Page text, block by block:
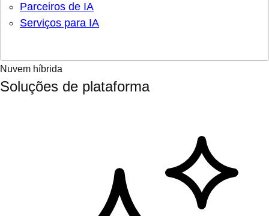
Parceiros de IA
Serviços para IA
Nuvem híbrida
Soluções de plataforma